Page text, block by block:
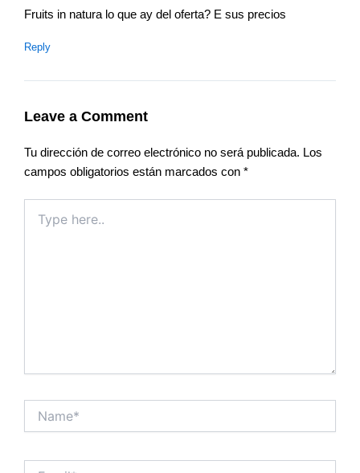
Fruits in natura lo que ay del oferta? E sus precios
Reply
Leave a Comment
Tu dirección de correo electrónico no será publicada. Los
campos obligatorios están marcados con *
here..